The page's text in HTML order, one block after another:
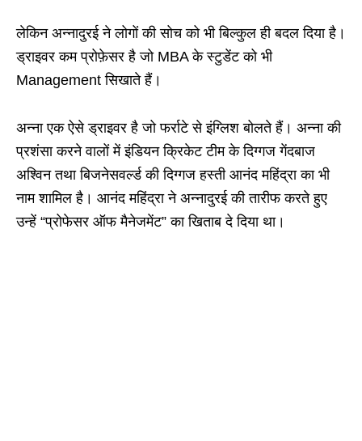
लेकिन अन्नादुरई ने लोगों की सोच को भी बिल्कुल ही बदल दिया है।
ड्राइवर कम प्रोफ़ेसर है जो MBA के स्टुडेंट को भी
Management सिखाते हैं।
अन्ना एक ऐसे ड्राइवर है जो फर्राटे से इंग्लिश बोलते हैं। अन्ना की
प्रशंसा करने वालों में इंडियन क्रिकेट टीम के दिग्गज गेंदबाज
अश्विन तथा बिजनेसवर्ल्ड की दिग्गज हस्ती आनंद महिंद्रा का भी
नाम शामिल है। आनंद महिंद्रा ने अन्नादुरई की तारीफ करते हुए
उन्हें “प्रोफेसर ऑफ मैनेजमेंट” का खिताब दे दिया था।